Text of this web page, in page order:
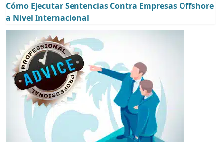
Cómo Ejecutar Sentencias Contra Empresas Offshore
a Nivel Internacional